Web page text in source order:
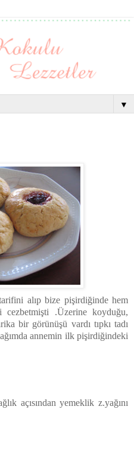
▼
alıp bize pişirdiğinde hem
.Üzerine koyduğu,
bir görünüşü vardı tıpkı tadı
annemin ilk pişirdiğindeki
açısından yemeklik z.yağını